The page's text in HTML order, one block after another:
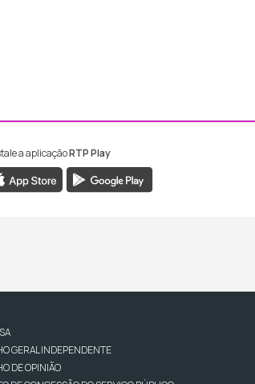
Madeira
Madeira
a aplicaçãoRTP Play
GERAL INDEPENDENTE
DE OPINIÃO